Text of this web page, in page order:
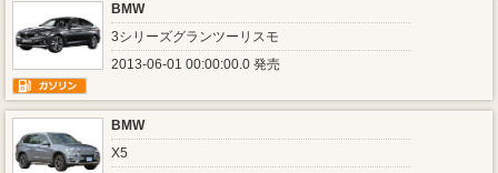
BMW
3シリーズグランツーリスモ
2013-06-01 00:00:00.0 発売
BMW
X5